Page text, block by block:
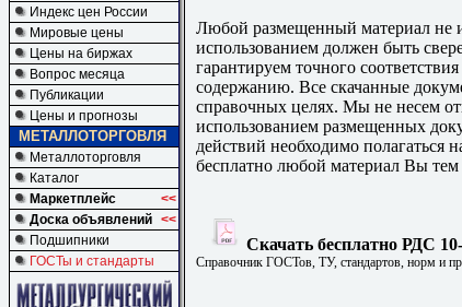
Индекс цен России
Мировые цены
Цены на биржах
Вопрос месяца
Публикации
Цены и прогнозы
МЕТАЛЛОТОРГОВЛЯ
Металлоторговля
Каталог
Маркетплейс
<<
Доска объявлений <<
Подшипники
ГОСТы и стандарты
Любой размещенный материал не
использованием должен быть
гарантируем точного
содержанию. Все скачанные
справочных целях. Мы не несем
использованием размещенных
действий необходимо полагаться
бесплатно любой материал Вы
Скачать бесплатно РДС
Справочник ГОСТов, ТУ, стандартов, норм и